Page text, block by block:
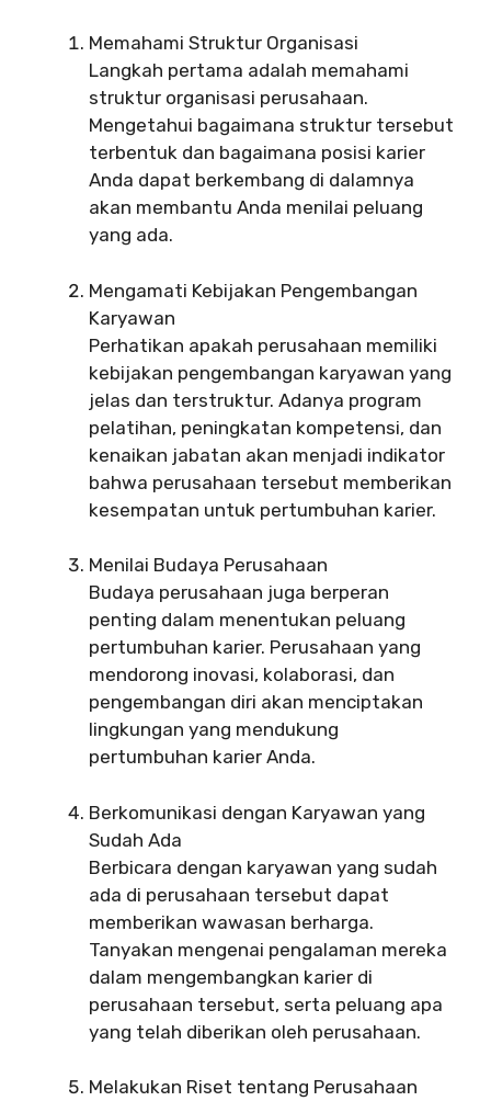
Memahami Struktur Organisasi
Langkah pertama adalah memahami
struktur organisasi perusahaan.
Mengetahui bagaimana struktur tersebut
terbentuk dan bagaimana posisi karier
Anda dapat berkembang di dalamnya
akan membantu Anda menilai peluang
yang ada.
Mengamati Kebijakan Pengembangan
Karyawan
Perhatikan apakah perusahaan memiliki
kebijakan pengembangan karyawan yang
jelas dan terstruktur. Adanya program
pelatihan, peningkatan kompetensi, dan
kenaikan jabatan akan menjadi indikator
bahwa perusahaan tersebut memberikan
kesempatan untuk pertumbuhan karier.
Menilai Budaya Perusahaan
Budaya perusahaan juga berperan
penting dalam menentukan peluang
pertumbuhan karier. Perusahaan yang
mendorong inovasi, kolaborasi, dan
pengembangan diri akan menciptakan
lingkungan yang mendukung
pertumbuhan karier Anda.
Berkomunikasi dengan Karyawan yang
Sudah Ada
Berbicara dengan karyawan yang sudah
ada di perusahaan tersebut dapat
memberikan wawasan berharga.
Tanyakan mengenai pengalaman mereka
dalam mengembangkan karier di
perusahaan tersebut, serta peluang apa
yang telah diberikan oleh perusahaan.
Melakukan Riset tentang Perusahaan